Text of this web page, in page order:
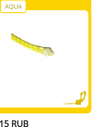
AQUA
15 RUB